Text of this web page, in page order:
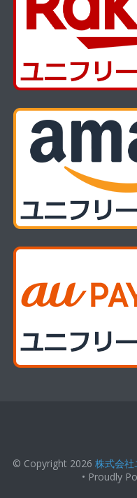
© Copyright 2026 株式会社
• Proudly